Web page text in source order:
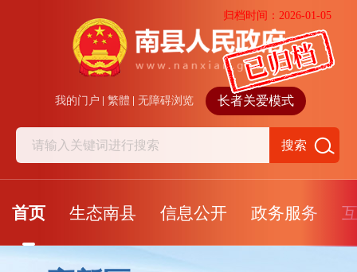
归档时间：2026-01-05
我的门户 繁體 无障碍浏览 长者关爱模式
搜索
首页 生态南县 信息公开 政务服务